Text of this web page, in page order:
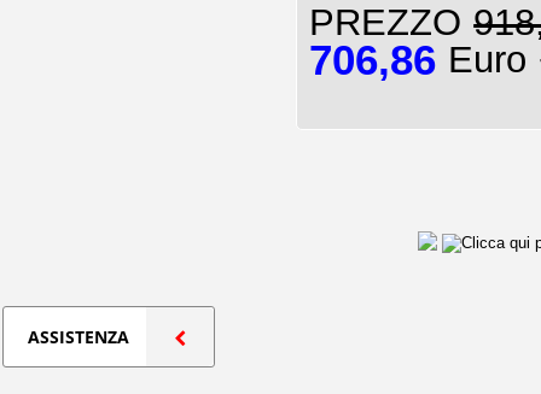
PREZZO
706,86 Euro
ASSISTENZA